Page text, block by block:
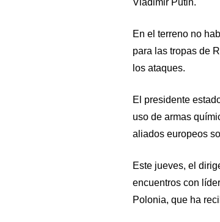
Vladimir Putin.
En el terreno no
para las tropas de
los ataques.
El presidente
uso de armas
aliados europeos
Este jueves, el
encuentros con
Polonia, que ha